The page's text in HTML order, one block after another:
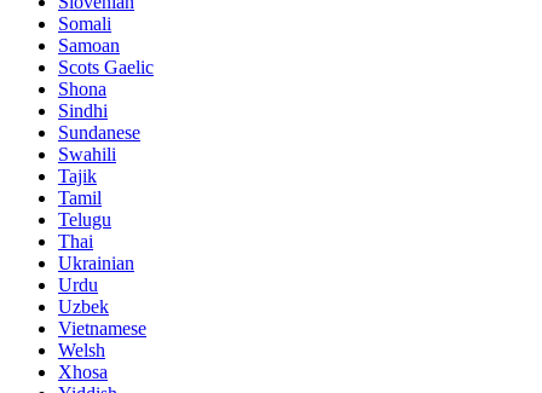
Somali
Samoan
Scots Gaelic
Shona
Sindhi
Sundanese
Swahili
Tajik
Tamil
Telugu
Thai
Ukrainian
Urdu
Uzbek
Vietnamese
Welsh
Xhosa